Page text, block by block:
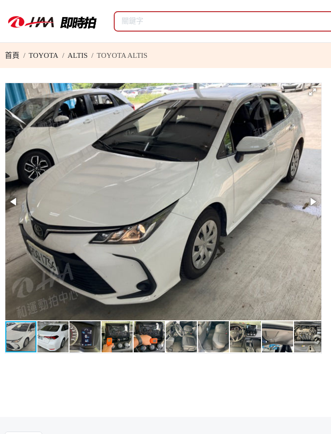
首頁 TOYOTA ALTIS TOYOTA ALTIS